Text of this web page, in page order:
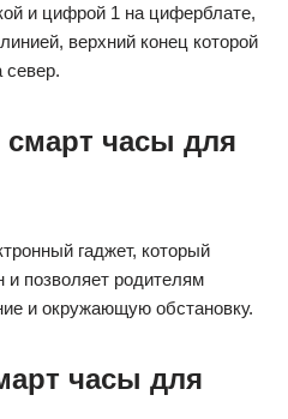
и цифрой 1 на циферблате,
верхний конец которой
север.
часы для
гаджет, который
и позволяет родителям
и окружающую обстановку.
часы для